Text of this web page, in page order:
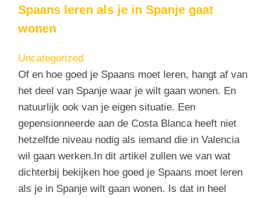
Spaans leren als je in Spanje gaat
wonen
Uncategorized
Of en hoe goed je Spaans moet leren, hangt af van
het deel van Spanje waar je wilt gaan wonen. En
natuurlijk ook van je eigen situatie. Een
gepensionneerde aan de Costa Blanca heeft niet
hetzelfde niveau nodig als iemand die in Valencia
wil gaan werken.In dit artikel zullen we van wat
dichterbij bekijken hoe goed je Spaans moet leren
als je in Spanje wilt gaan wonen. Is dat in heel